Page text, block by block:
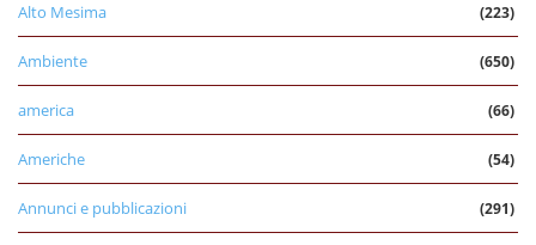
Alto Mesima (223)
Ambiente (650)
america (66)
Americhe (54)
Annunci e pubblicazioni (291)